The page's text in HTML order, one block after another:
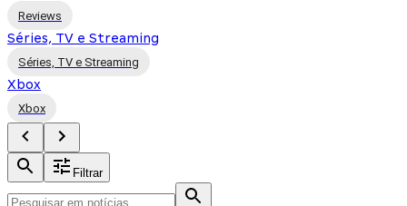
Reviews
Séries, TV e Streaming
Séries, TV e Streaming
Xbox
Xbox
Filtrar